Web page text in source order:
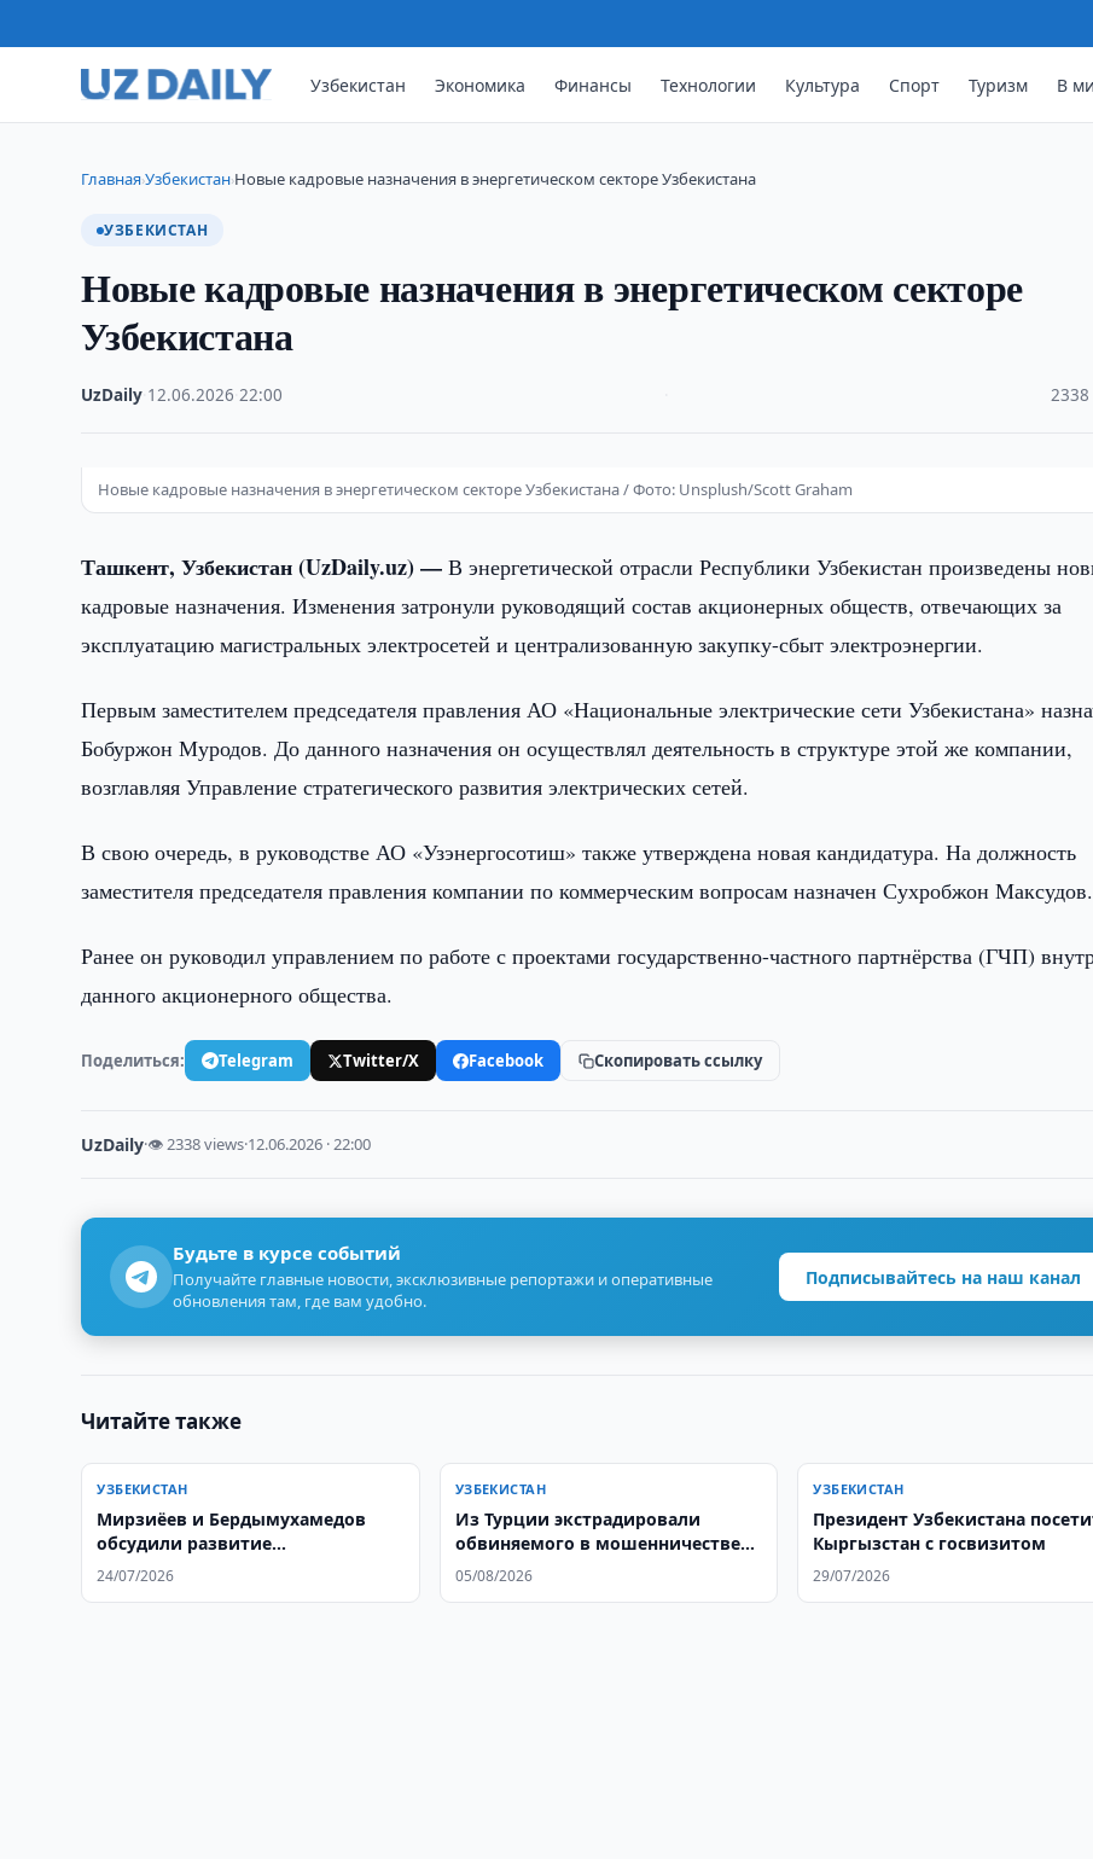
Узбекистан Экономика Финансы Технологии Культура Спорт Туризм В
Главная›Узбекистан›Новые кадровые назначения в энергетическом секторе Узбекистана
УЗБЕКИСТАН
Новые кадровые назначения в энергетическом секторе
Узбекистана
UzDaily 12.06.2026 ·22:00 2338
Новые кадровые назначения в энергетическом секторе Узбекистана / Фото: Unsplush/Scott Graham
Ташкент, Узбекистан (UzDaily.uz) —В энергетической отрасли Республики Узбекистан произведены
кадровые назначения. Изменения затронули руководящий состав акционерных обществ, отвечающих за
эксплуатацию магистральных электросетей и централизованную закупку-сбыт электроэнергии.
Первым заместителем председателя правления АО «Национальные электрические сети Узбекистана»
Бобуржон Муродов. До данного назначения он осуществлял деятельность в структуре этой же компании,
возглавляя Управление стратегического развития электрических сетей.
В свою очередь, в руководстве АО «Узэнергосотиш» также утверждена новая кандидатура. На должность
заместителя председателя правления компании по коммерческим вопросам назначен Сухробжон Максудов.
Ранее он руководил управлением по работе с проектами государственно-частного партнёрства (ГЧП)
данного акционерного общества.
Поделиться: Telegram Twitter/X Facebook Скопировать ссылку
UzDaily·👁 2338 views·12.06.2026 · 22:00
Будьте в курсе событий
Получайте главные новости, эксклюзивные репортажи и оперативные
обновления там, где вам удобно.
Подписывайтесь на наш канал
Читайте также
УЗБЕКИСТАН
Мирзиёев и Бердымухамедов
обсудили развитие
сотрудничества
24/07/2026
УЗБЕКИСТАН
Из Турции экстрадировали
обвиняемого в мошенничестве
узбекистанца
05/08/2026
УЗБЕКИСТАН
Президент Узбекистана
Кыргызстан с госвизитом
29/07/2026